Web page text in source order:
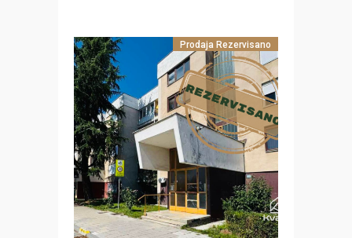
Prodaja Rezervisano